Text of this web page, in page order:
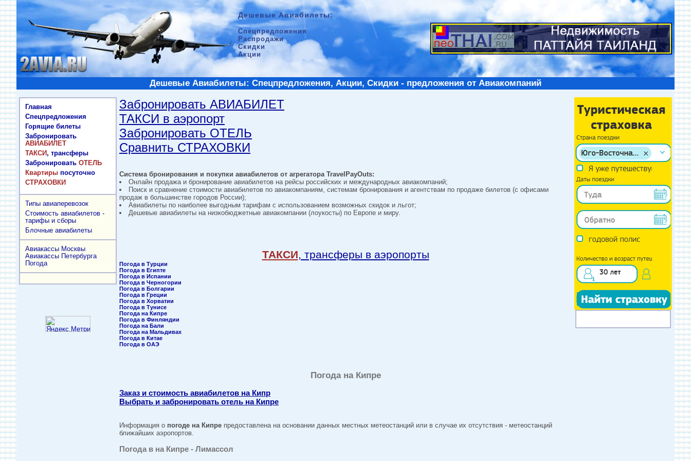
Дешевые Авиабилеты:
Спецпредложения
Распродажи
Скидки
Акции
Дешевые Авиабилеты: Спецпредложения, Акции, Скидки - предложения от Авиакомпаний
Главная
Спецпредложения
Горящие билеты
Забронировать
АВИАБИЛЕТ
ТАКСИ, трансферы
Забронировать ОТЕЛЬ
Квартиры посуточно
СТРАХОВКИ
Типы авиаперевозок
Стоимость авиабилетов -
тарифы и сборы
Блочные авиабилеты
Авиакассы Москвы
Авиакассы Петербурга
Погода
Забронировать АВИАБИЛЕТ
ТАКСИ в аэропорт
Забронировать ОТЕЛЬ
Сравнить СТРАХОВКИ
Система бронирования и покупки авиабилетов от агрегатора TravelPayOuts:
Онлайн продажа и бронирование авиабилетов на рейсы российских и международных авиакомпаний;
Поиск и сравнение стоимости авиабилетов по авиакомпаниям, системам бронирования и агентствам по продаже билетов (с офисами
продаж в большинстве городов России);
Авиабилеты по наиболее выгодным тарифам с использованием возможных скидок и льгот;
Дешевые авиабилеты на низкобюджетные авиакомпании (лоукосты) по Европе и миру.
ТАКСИ, трансферы в аэропорты
Погода в Турции
Погода в Египте
Погода в Испании
Погода в Черногории
Погода в Болгарии
Погода в Греции
Погода в Хорватии
Погода в Тунисе
Погода на Кипре
Погода в Финляндии
Погода на Бали
Погода на Мальдивах
Погода в Китае
Погода в ОАЭ
Погода на Кипре
Заказ и стоимость авиабилетов на Кипр
Выбрать и забронировать отель на Кипре
Информация о погоде на Кипре предоставлена на основании данных местных метеостанций или в случае их отсутствия - метеостанций
ближайших аэропортов.
Погода в на Кипре - Лимассол